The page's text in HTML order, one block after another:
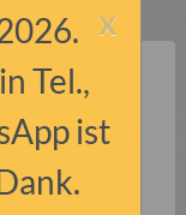
x
Tel.,
ist